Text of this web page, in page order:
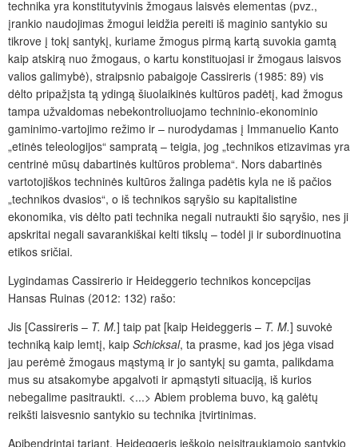
technika yra konstitutyvinis žmogaus laisvės elementas (pvz.,
įrankio naudojimas žmogui leidžia pereiti iš maginio santykio su
tikrove į tokį santykį, kuriame žmogus pirmą kartą suvokia gamtą
kaip atskirą nuo žmogaus, o kartu konstituojasi ir žmogaus laisvos
valios galimybė), straipsnio pabaigoje Cassireris (1985: 89) vis
dėlto pripažįsta tą ydingą šiuolaikinės kultūros padėtį, kad žmogus
tampa užvaldomas nebekontroliuojamo techninio-ekonominio
gaminimo-vartojimo režimo ir – nurodydamas į Immanuelio Kanto
„etinės teleologijos“ sampratą – teigia, jog „technikos etizavimas yra
centrinė mūsų dabartinės kultūros problema“. Nors dabartinės
vartotojiškos techninės kultūros žalinga padėtis kyla ne iš pačios
„technikos dvasios“, o iš technikos sąryšio su kapitalistine
ekonomika, vis dėlto pati technika negali nutraukti šio sąryšio, nes ji
apskritai negali savarankiškai kelti tikslų – todėl ji ir subordinuotina
etikos sričiai.
Lygindamas Cassirerio ir Heideggerio technikos koncepcijas
Hansas Ruinas (2012: 132) rašo:
Jis [Cassireris – T. M.] taip pat [kaip Heideggeris – T. M.] suvokė
techniką kaip lemtį, kaip Schicksal, ta prasme, kad jos jėga visad
jau perėmė žmogaus mąstymą ir jo santykį su gamta, palikdama
mus su atsakomybe apgalvoti ir apmąstyti situaciją, iš kurios
nebegalime pasitraukti. <...> Abiem problema buvo, ką galėtų
reikšti laisvesnio santykio su technika įtvirtinimas.
Apibendrintai tariant, Heideggeris ieškojo neįsitraukiamojo santykio